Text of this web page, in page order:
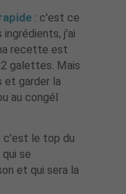
: c'est ce
j'ai
recette est
galettes. Mais
et garder la
au congél
: c'est le top du
se
et qui sera la